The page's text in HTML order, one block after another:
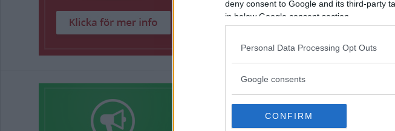
deny consent to Google and its third-party
in below Google consent section.
Personal Data Processing Opt Outs
Google consents
CONFIRM
DELA PÅ FACEBOOK
Kommentarerna nedan omfattas